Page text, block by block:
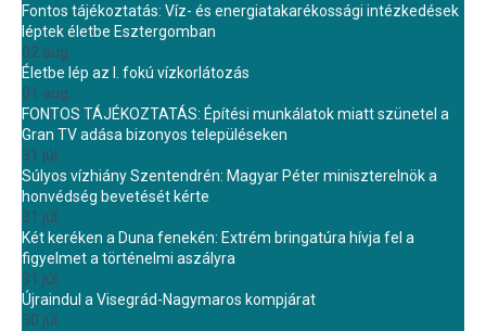
Fontos tájékoztatás: Víz- és energiatakarékossági intézkedések
léptek életbe Esztergomban
02 aug.
Életbe lép az I. fokú vízkorlátozás
01 aug.
FONTOS TÁJÉKOZTATÁS: Építési munkálatok miatt szünetel a
Gran TV adása bizonyos településeken
31 júl.
Súlyos vízhiány Szentendrén: Magyar Péter miniszterelnök a
honvédség bevetését kérte
31 júl.
Két keréken a Duna fenekén: Extrém bringatúra hívja fel a
figyelmet a történelmi aszályra
31 júl.
Újraindul a Visegrád-Nagymaros kompjárat
30 júl.